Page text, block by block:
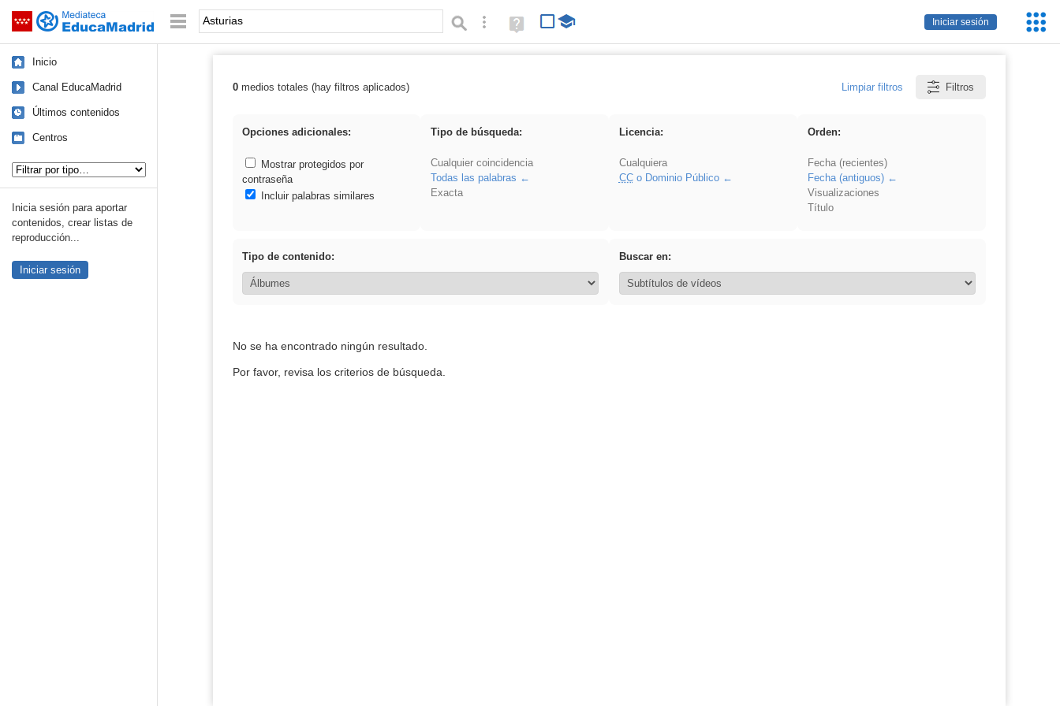
Saltar navegación
Iniciar sesión
Palabra o frase: Búsqueda avanzada
Ayuda
(en
Inicio
Canal EducaMadrid
Últimos contenidos
Centros
Inicia sesión para aportar
contenidos, crear listas de
reproducción...
Iniciar sesión
Resultados de: Asturias
0medios totales (hay filtros aplicados) Limpiar filtros Filtros
Opciones adicionales:
Mostrar protegidos por
contraseña
Incluir palabras similares
Tipo de búsqueda:
Cualquier coincidencia
Todas las palabras
Exacta
Licencia:
Cualquiera
CCo Dominio Público
Orden:
Fecha (recientes)
Fecha (antiguos)
Visualizaciones
Título
Tipo de contenido: Buscar en:
No se ha encontrado ningún resultado.
Por favor, revisa los criterios de búsqueda.